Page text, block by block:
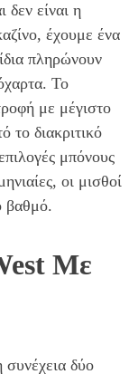
είναι η
έχουμε ένα
πληρώνουν
Το
με μέγιστο
το διακριτικό
μπόνους
οι μισθοί
βαθμό.
Με
συνέχεια δύο